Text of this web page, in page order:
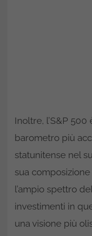
Inoltre, l’S&P
barometro più
statunitense nel
sua
l’ampio spettro
investimenti in
una visione più